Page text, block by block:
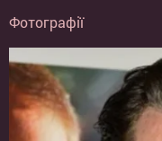
Фотографії